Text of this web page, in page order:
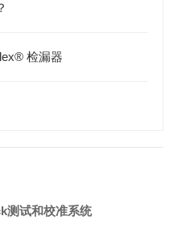
检漏器
测试和校准系统